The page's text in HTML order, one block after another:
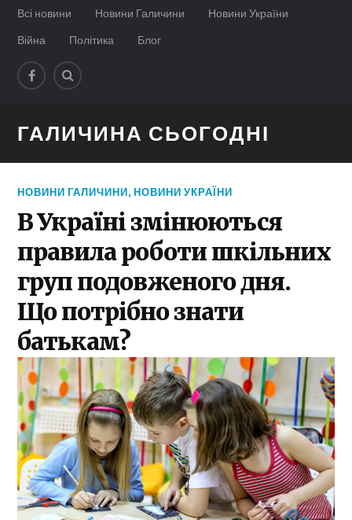
Всі новини Новини Галичини
Новини України
Війна
Політика Блог
ГАЛИЧИНА СЬОГОДНІ
НОВИНИ ГАЛИЧИНИ,НОВИНИ УКРАЇНИ
В Україні змінюються
правила роботи шкільних
груп подовженого дня.
Що потрібно знати
батькам?